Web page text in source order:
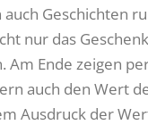
Geschichten
nur das
Am Ende zeigen
auch den Wert
Ausdruck der